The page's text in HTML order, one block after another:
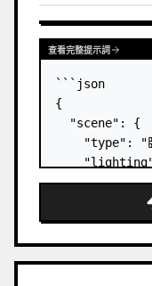
查看完整提示詞
```json
{
  "scene": {
"type": "
"subject":
    "pose": {